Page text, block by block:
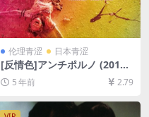
伦理青涩 日本青涩
[反情色]アンチポルノ (2016)
76min[百度网盘+迅雷云盘资
源1080P超清][MP4/4.8GB]
压缩包（含解压密码）】
5 年前 2.79